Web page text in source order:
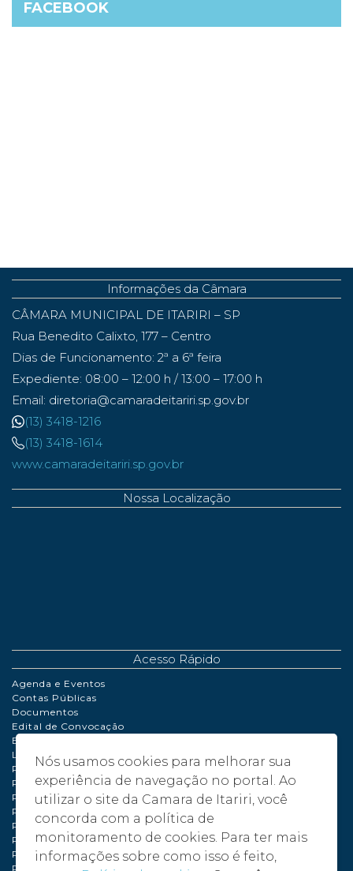
FACEBOOK
Nós usamos cookies para melhorar sua
experiência de navegação no portal. Ao
utilizar o site da Camara de Itariri, você
concorda com a política de
monitoramento de cookies. Para ter mais
informações sobre como isso é feito,
Informações da Câmara
CÂMARA MUNICIPAL DE ITARIRI – SP
Rua Benedito Calixto, 177 – Centro
Dias de Funcionamento: 2ª a 6ª feira
Expediente: 08:00 – 12:00 h / 13:00 – 17:00 h
Email: diretoria@camaradeitariri.sp.gov.br
(13) 3418-1216
(13) 3418-1614
www.camaradeitariri.sp.gov.br
Nossa Localização
Acesso Rápido
Agenda e Eventos
Contas Públicas
Documentos
Edital de Convocação
Extrato de Contrato
LDO | LOA | PPA
Perguntas Frequentes
Políticas de Cookies
Portaria
Processo de Adiantamento
Relatório de Gestão Fiscal
Plano de compras anual – PCA - 2024
Plano de compras anual – PCA - 2025
Plano de compras anual – PCA - 2026